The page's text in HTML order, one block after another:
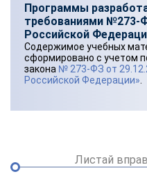
Программы
требованиями №273-
Российской
Содержимое учебных
сформировано с учетом
закона № 273-ФЗ от
Российской Федерации»
Листай